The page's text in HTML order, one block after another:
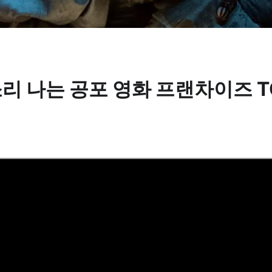
나는 공포 영화 프랜차이즈